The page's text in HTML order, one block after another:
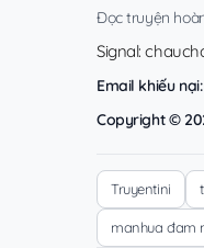
Đọc truyện
Signal:
Email khiếu nại:
Copyright ©
Truyentini
manhua đam